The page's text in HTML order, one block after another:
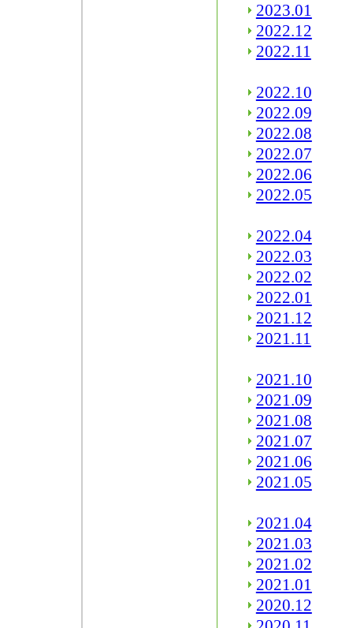
2023.01
2022.12
2022.11
2022.10
2022.09
2022.08
2022.07
2022.06
2022.05
2022.04
2022.03
2022.02
2022.01
2021.12
2021.11
2021.10
2021.09
2021.08
2021.07
2021.06
2021.05
2021.04
2021.03
2021.02
2021.01
2020.12